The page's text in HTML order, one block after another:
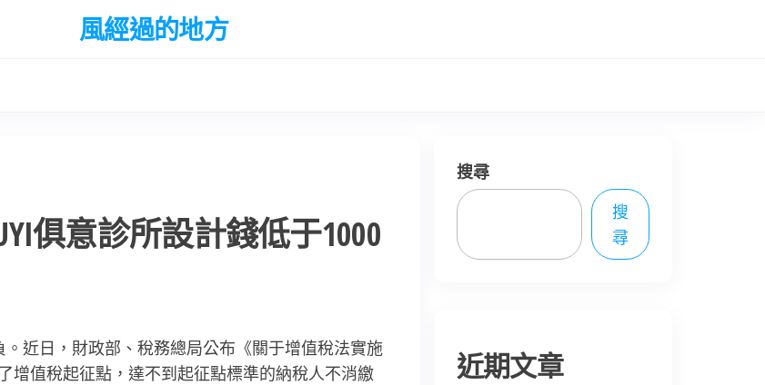
風經過的地方
俱意診所設計錢低于1000
近日，財政部、稅務總局公布《關于增值稅法實施
增值稅起征點，達不到起征點標準的納稅人不消繳
搜尋
搜
尋
近期文章